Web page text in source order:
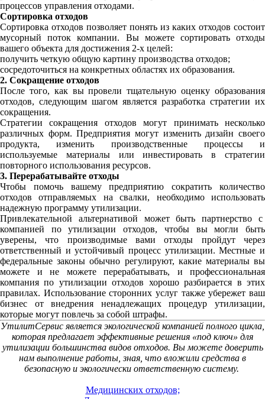
процессов управления отходами.
Сортировка отходов
Сортировка отходов позволяет понять из каких отходов состоит
мусорный поток компании. Вы можете сортировать отходы
вашего объекта для достижения 2-х целей:
получить четкую общую картину производства отходов;
сосредоточиться на конкретных областях их образования.
2. Сокращение отходов
После того, как вы провели тщательную оценку образования
отходов, следующим шагом является разработка стратегии их
сокращения.
Стратегии сокращения отходов могут принимать несколько
различных форм. Предприятия могут изменить дизайн своего
продукта, изменить производственные процессы и
используемые материалы или инвестировать в стратегии
повторного использования ресурсов.
3. Перерабатывайте отходы
Чтобы помочь вашему предприятию сократить количество
отходов отправляемых на свалки, необходимо использовать
надежную программу утилизации.
Привлекательной альтернативой может быть партнерство с
компанией по утилизации отходов, чтобы вы могли быть
уверены, что производимые вами отходы пройдут через
ответственный и устойчивый процесс утилизации. Местные и
федеральные законы обычно регулируют, какие материалы вы
можете и не можете перерабатывать, и профессиональная
компания по утилизации отходов хорошо разбирается в этих
правилах. Использование сторонних услуг также убережет ваш
бизнес от внедрения ненадлежащих процедур утилизации,
которые могут повлечь за собой штрафы.
УтилитСервис является экологической компанией полного цикла,
которая предлагает эффективные решения «под ключ» для
утилизации большинства видов отходов. Вы можете доверить
нам выполнение работы, зная, что вложили средства в
безопасную и экологически ответственную систему.
Медицинских отходов;